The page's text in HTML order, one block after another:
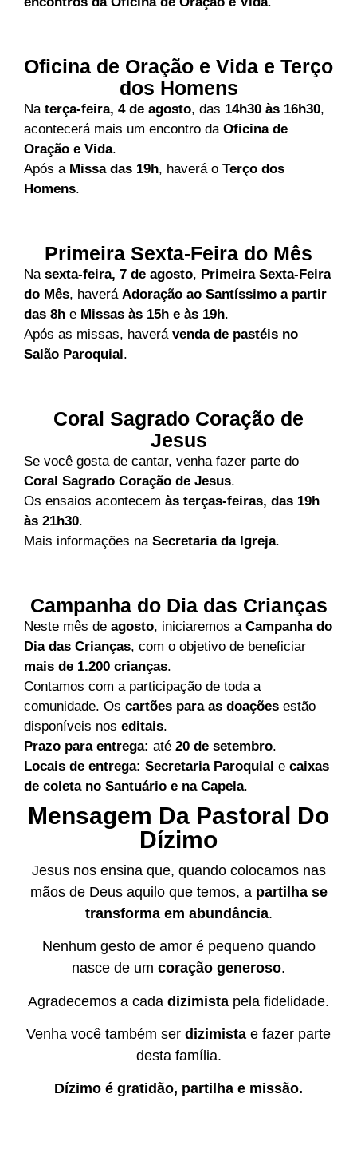
Oficina de Oração e Vida e Terço
dos Homens
Na terça-feira, 4 de agosto, das 14h30 às 16h30,
acontecerá mais um encontro da Oficina de
Oração e Vida.
Após a Missa das 19h, haverá o Terço dos
Homens.
Primeira Sexta-Feira do Mês
Na sexta-feira, 7 de agosto, Primeira Sexta-Feira
do Mês, haverá Adoração ao Santíssimo a partir
das 8h e Missas às 15h e às 19h.
Após as missas, haverá venda de pastéis no
Salão Paroquial.
Coral Sagrado Coração de
Jesus
Se você gosta de cantar, venha fazer parte do
Coral Sagrado Coração de Jesus.
Os ensaios acontecem às terças-feiras, das 19h
às 21h30.
Mais informações na Secretaria da Igreja.
Campanha do Dia das Crianças
Neste mês de agosto, iniciaremos a Campanha do
Dia das Crianças, com o objetivo de beneficiar
mais de 1.200 crianças.
Contamos com a participação de toda a
comunidade. Os cartões para as doações estão
disponíveis nos editais.
Prazo para entrega: até 20 de setembro.
Locais de entrega: Secretaria Paroquial e caixas
de coleta no Santuário e na Capela.
Mensagem Da Pastoral Do
Dízimo
Jesus nos ensina que, quando colocamos nas
mãos de Deus aquilo que temos, a partilha se
transforma em abundância.
Nenhum gesto de amor é pequeno quando
nasce de um coração generoso.
Agradecemos a cada dizimista pela fidelidade.
Venha você também ser dizimista e fazer parte
desta família.
Dízimo é gratidão, partilha e missão.